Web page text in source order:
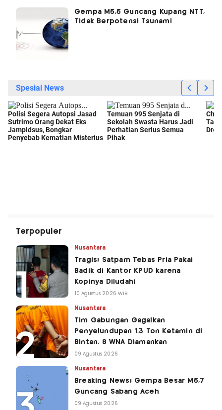
Gempa M5,5 Guncang Kupang NTT,
Tidak Berpotensi Tsunami
Terpopuler
Nusantara
Tragis! Satpam Tebas Pria Pakai
Badik di Kantor KPUD karena
Kopinya Diludahi
10 Agustus 2026 WIB
Nusantara
Tim Gabungan Gagalkan
Penyelundupan 1,3 Ton Ketamin di
Bintan, 8 WNA Diamankan
09 Agustus 2026
Nusantara
Breaking News! Gempa Besar M5,7
Guncang Sabang Aceh
09 Agustus 2026